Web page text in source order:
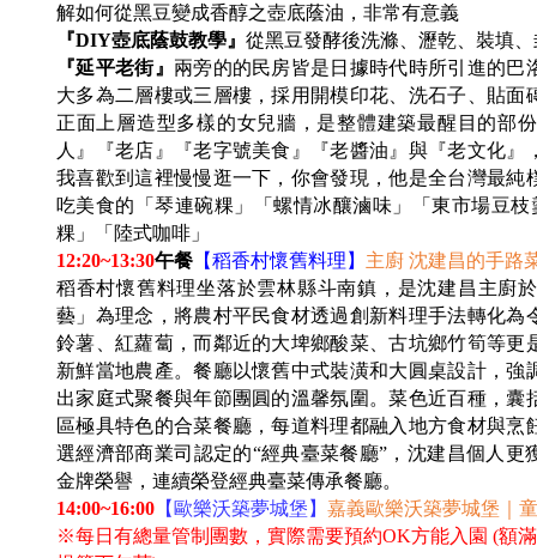
解如何從黑豆變成香醇之壺底蔭油，非常有意義
『DIY壺底蔭鼓教學』 從黑豆發酵後洗滌、瀝乾、裝填
『延平老街』 兩旁的的民房皆是日據時代時所引進的
大多為二層樓或三層樓，採用開模印花、洗石子、貼
正面上層造型多樣的女兒牆，是整體建築最醒目的部
人』『老店』『老字號美食』『老醬油』與『老文化
我喜歡到這裡慢慢逛一下，你會發現，他是全台灣最
吃美食的「琴連碗粿」「螺情冰釀滷味」「東市場豆
粿」「陸式咖啡」
12:20~13:30午餐 【稻香村懷舊料理】 主廚 沈建昌的手路
稻香村懷舊料理坐落於雲林縣斗南鎮，是沈建昌主廚
藝」為理念，將農村平民食材透過創新料理手法轉化
鈴薯、紅蘿蔔，而鄰近的大埤鄉酸菜、古坑鄉竹筍等
新鮮當地農產。餐廳以懷舊中式裝潢和大圓桌設計，
出家庭式聚餐與年節團圓的溫馨氛圍。菜色近百種，
區極具特色的合菜餐廳，每道料理都融入地方食材與
選經濟部商業司認定的“經典臺菜餐廳”，沈建昌個人
金牌榮譽，連續榮登經典臺菜傳承餐廳。
14:00~16:00 【歐樂沃築夢城堡】 嘉義歐樂沃築夢城堡｜
※每日有總量管制團數，實際需要預約OK方能入園 (額